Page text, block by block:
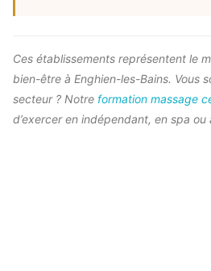
Ces établissements représentent le
bien-être à Enghien-les-Bains. Vous
secteur ? Notre formation massage
d’exercer en indépendant, en spa